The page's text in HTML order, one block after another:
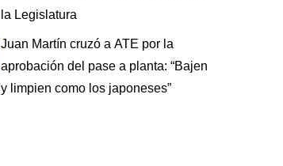
la Legislatura
Juan Martín cruzó a ATE por la
aprobación del pase a planta: “Bajen
y limpien como los japoneses”